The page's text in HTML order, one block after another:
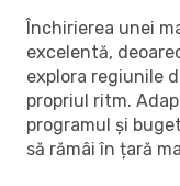
Închirierea unei
excelentă,
explora regiunile
propriul ritm.
programul și
să rămâi în țară